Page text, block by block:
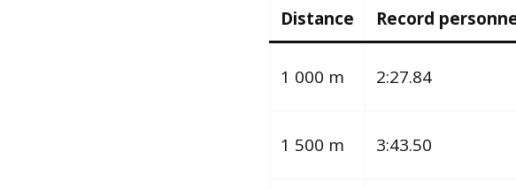
Distance Record
1 000 m 2:27.84
1 500 m 3:43.50